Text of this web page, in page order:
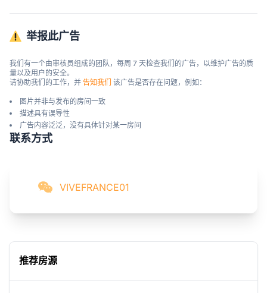
举报此广告
我们有一个由审核员组成的团队，每周 7 天检查我们的广告，以维护广告的质
量以及用户的安全。
请协助我们的工作，并 告知我们 该广告是否存在问题，例如：
图片并非与发布的房间一致
描述具有误导性
广告内容泛泛，没有具体针对某一房间
联系方式
VIVEFRANCE01
推荐房源